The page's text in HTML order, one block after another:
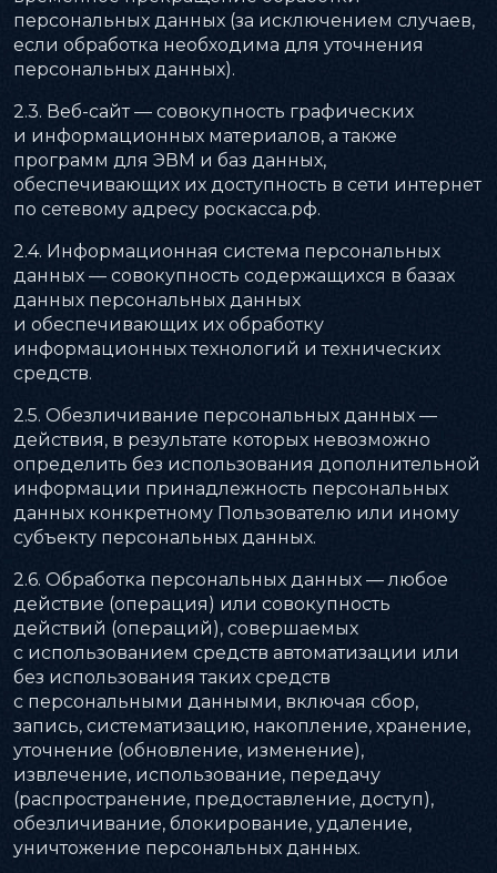
персональных данных (за исключением случаев,
если обработка необходима для уточнения
персональных данных).
2.3. Веб-сайт — совокупность графических
и информационных материалов, а также
программ для ЭВМ и баз данных,
обеспечивающих их доступность в сети интернет
по сетевому адресу роскасса.рф.
2.4. Информационная система персональных
данных — совокупность содержащихся в базах
данных персональных данных
и обеспечивающих их обработку
информационных технологий и технических
средств.
2.5. Обезличивание персональных данных —
действия, в результате которых невозможно
определить без использования дополнительной
информации принадлежность персональных
данных конкретному Пользователю или иному
субъекту персональных данных.
2.6. Обработка персональных данных — любое
действие (операция) или совокупность
действий (операций), совершаемых
с использованием средств автоматизации или
без использования таких средств
с персональными данными, включая сбор,
запись, систематизацию, накопление, хранение,
уточнение (обновление, изменение),
извлечение, использование, передачу
(распространение, предоставление, доступ),
обезличивание, блокирование, удаление,
уничтожение персональных данных.